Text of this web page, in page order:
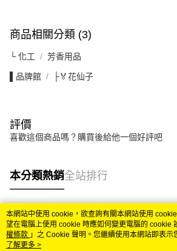
商品相關分類 (3)
└ 化工 芳香用品
▌品牌館 ├🏅花仙子
評價
喜歡這個商品嗎？購買後給他一個好評吧
本分類熱銷全站排行
熱門標籤
本網站中使用 cookie，欲查詢有關本網站使用
望在電腦上使用 cookie 時應如何變更電腦的 cookie
權條款 」之 Cookie 聲明。您繼續使用本網站即表示
用條款之 Cookie 聲明使用 cookie。
了解更多 >